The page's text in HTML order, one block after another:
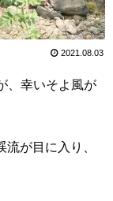
2021.08.03
、幸いそよ風が
が目に入り、